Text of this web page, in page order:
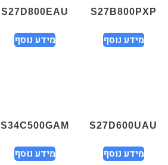
S27B800PXP
מידע נוסף
S27D800EAU
מידע נוסף
S27D600UAU
מידע נוסף
S34C500GAM
מידע נוסף